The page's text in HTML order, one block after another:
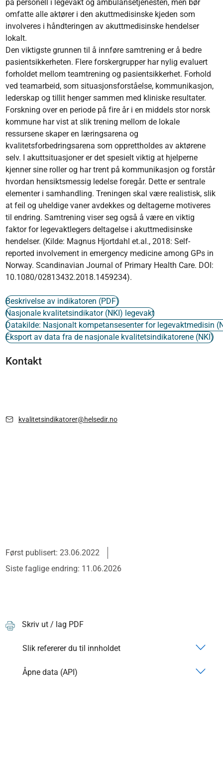
på personell i legevakt og ambulansetjenesten, men bør
omfatte alle aktører i den akuttmedisinske kjeden som
involveres i håndteringen av akuttmedisinske hendelser
lokalt.
Den viktigste grunnen til å innføre samtrening er å bedre
pasientsikkerheten. Flere forskergrupper har nylig evaluert
forholdet mellom teamtrening og pasientsikkerhet. Forhold
ved teamarbeid, som situasjonsforståelse, kommunikasjon,
lederskap og tillit henger sammen med kliniske resultater.
Forskning over en periode på fire år i en middels stor norsk
kommune har vist at slik trening mellom de lokale
ressursene skaper en læringsarena og
kvalitetsforbedringsarena som opprettholdes av aktørene
selv. I akuttsituasjoner er det spesielt viktig at hjelperne
kjenner sine roller og har trent på kommunikasjon og forstår
hvordan hensiktsmessig ledelse foregår. Dette er sentrale
elementer i samhandling. Treningen skal være realistisk, slik
at feil og uheldige vaner avdekkes og deltagerne motiveres
til endring. Samtrening viser seg også å være en viktig
faktor for legevaktlegers deltagelse i akuttmedisinske
hendelser. (Kilde: Magnus Hjortdahl et.al., 2018: Self-
reported involvement in emergency medicine among GPs in
Norway. Scandinavian Journal of Primary Health Care. DOI:
10.1080/02813432.2018.1459234).
Beskrivelse av indikatoren (PDF)
Nasjonale kvalitetsindikator (NKI) legevakt
Datakilde: Nasjonalt kompetansesenter for legevaktmedisin
Eksport av data fra de nasjonale kvalitetsindikatorene (NKI)
Kontakt
kvalitetsindikatorer@helsedir.no
Først publisert: 23.06.2022
Siste faglige endring: 11.06.2026
Skriv ut / lag PDF
Slik refererer du til innholdet
Åpne data (API)